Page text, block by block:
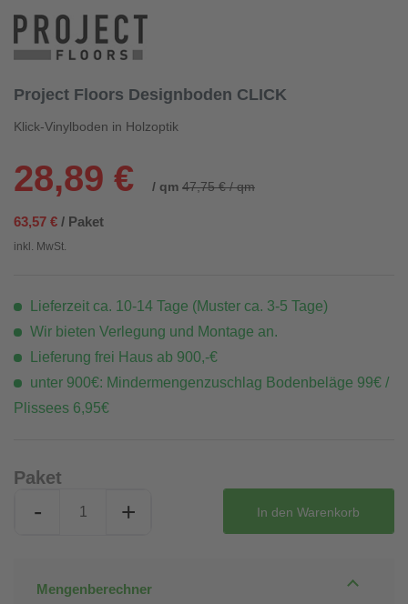
Project Floors Designboden CLICK
Klick-Vinylboden in Holzoptik
28,89 € / qm 47,75 € / qm
63,57 € / Paket
inkl. MwSt.
Lieferzeit ca. 10-14 Tage (Muster ca. 3-5 Tage)
Wir bieten Verlegung und Montage an.
Lieferung frei Haus ab 900,-€
unter 900€: Mindermengenzuschlag Bodenbeläge 99€ /
Plissees 6,95€
Paket
- + In den Warenkorb
Mengenberechner